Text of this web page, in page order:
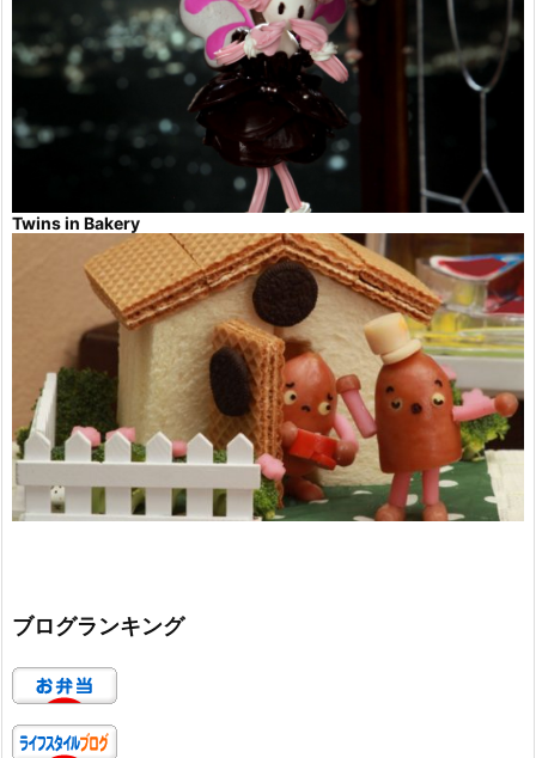
Twins in Bakery
ブログランキング